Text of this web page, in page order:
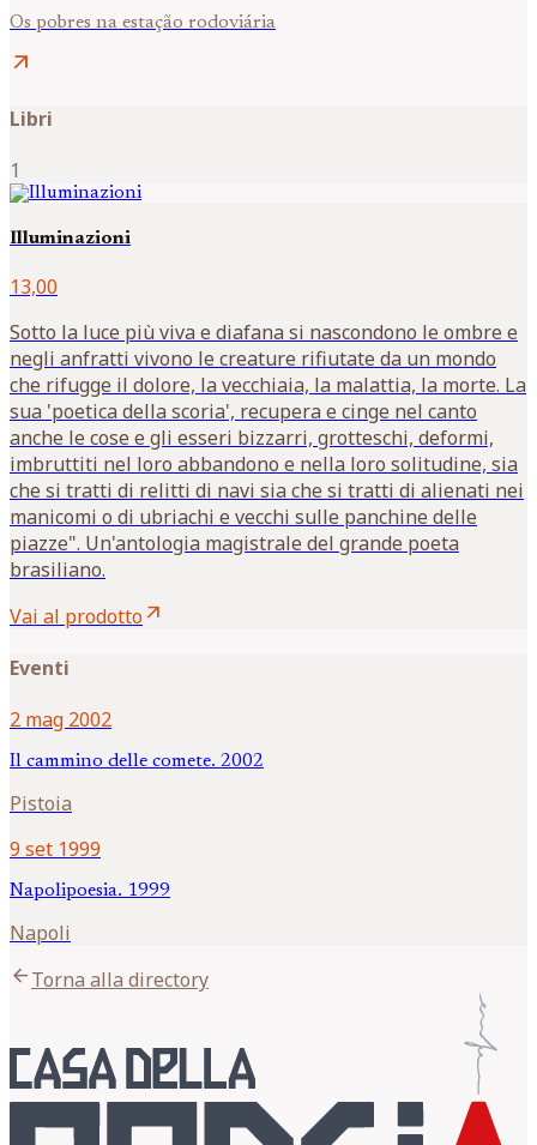
Os pobres na estação rodoviária
arrow_outward
Libri
1
Illuminazioni
13,00
Sotto la luce più viva e diafana si nascondono le ombre e
negli anfratti vivono le creature rifiutate da un mondo
che rifugge il dolore, la vecchiaia, la malattia, la morte. La
sua 'poetica della scoria', recupera e cinge nel canto
anche le cose e gli esseri bizzarri, grotteschi, deformi,
imbruttiti nel loro abbandono e nella loro solitudine, sia
che si tratti di relitti di navi sia che si tratti di alienati nei
manicomi o di ubriachi e vecchi sulle panchine delle
piazze". Un'antologia magistrale del grande poeta
brasiliano.
Vai al prodottoarrow_outward
Eventi
2 mag 2002
Il cammino delle comete. 2002
Pistoia
9 set 1999
Napolipoesia. 1999
Napoli
arrow_backTorna alla directory